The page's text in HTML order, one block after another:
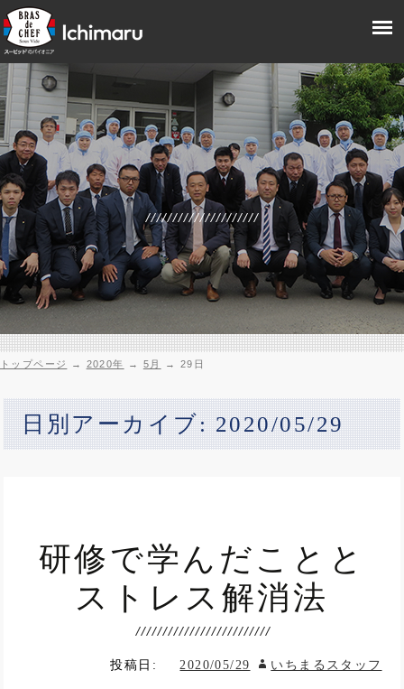
トップページ → 2020年 → 5月 → 29日
日別アーカイブ: 2020/05/29
研修で学んだことと
ストレス解消法
投稿日: 2020/05/29 いちまるスタッフ